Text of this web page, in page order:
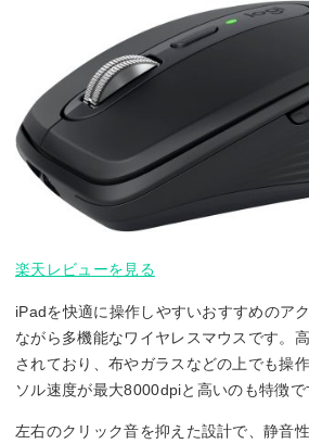
楽天レビューを見る
iPadを快適に操作しやすいおすすめのア
ながら多機能なワイヤレスマウスです。
されており、布やガラスなどの上でも操
ソル速度が最大8000dpiと高いのも特徴で
左右のクリック音を抑えた設計で、静音